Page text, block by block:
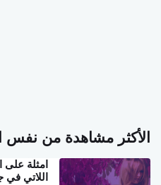
الأكثر مشاهدة من نفس
امثلة على
اللاتي في